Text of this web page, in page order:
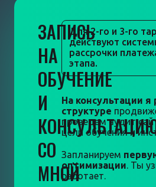
ЗАПИСЬ
НА
ОБУЧЕНИЕ
И
СО
МНОЙ
Для 2-го и 3-го
действуют
рассрочки
этапа.
На консультации я
структуре
проведем аудит
цели обучения и
Запланируем
оптимизации. Ты
работает.